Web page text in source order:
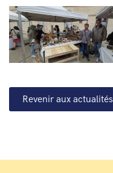
Revenir aux actualités